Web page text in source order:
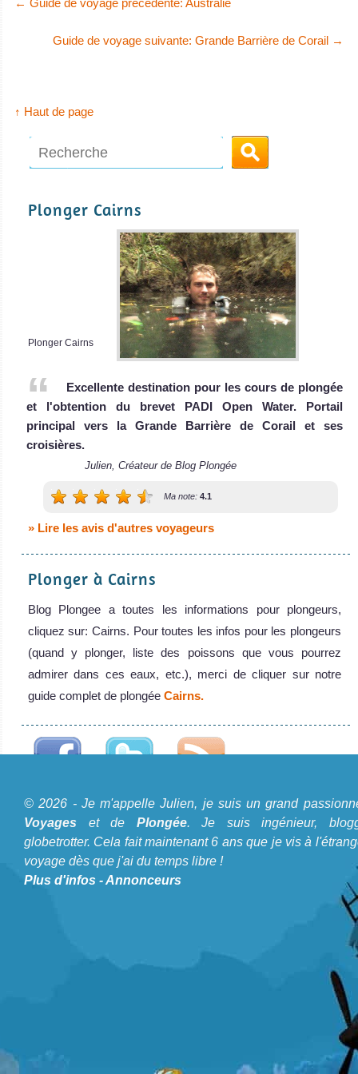
les cours de
Portail principal
vers la Grande
croisières.
Cairns Avis sur la
plongée
Australie
L'Australie est la destination de plongée sous-marine la
la Grande Barrière de Corail, la plongée en cage avec les
grands requins blancs et le récif de Ningaloo, où vous
pouvez nager avec des requins baleine.
Spirit of Freedom Avis sur le Bateau de Croisière Plongée
Spoilsport Avis sur le Bateau de Croisière Plongée
MV Scubapro III
Le MV Scubapro III est un bateau de croi
MV Scubapro II
Le Scubapro II appartient à Pro Dive Cai
Guide de voyage suivante: Grande Barrière de Corail →
↑ Haut de page
Plonger Cairns
Plonger Cairns
Excellente destination pour les cours de plongée
et l'obtention du brevet PADI Open Water. Portail
principal vers la Grande Barrière de Corail et ses
croisières.
Julien, Créateur de Blog Plongée
Ma note: 4.1
» Lire les avis d'autres voyageurs
Plonger à Cairns
Blog Plongee a toutes les informations pour plongeurs,
cliquez sur: Cairns. Pour toutes les infos pour les plongeurs
(quand y plonger, liste des poissons que vous pourrez
admirer dans ces eaux, etc.), merci de cliquer sur notre
guide complet de plongée Cairns.
A propos du Blog Plongée
Je m'appelle Julien, je suis un grand passionné deVoyages
et de Plongée
. Je suis ingénieur, bloggeur, globetrotter. Cela
© 2026 - Je m'appelle Julien, je suis un grand
Voyages et de Plongée. Je suis ingénieur,
globetrotter. Cela fait maintenant 6 ans que je vis à
voyage dès que j'ai du temps libre !
Plus d'infos -Annonceurs